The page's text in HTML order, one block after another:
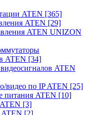
ATEN [365]
ATEN [29]
ATEN UNIZON
ATEN [34]
ATEN
видео по IP ATEN [25]
питания ATEN [10]
[3]
[2]